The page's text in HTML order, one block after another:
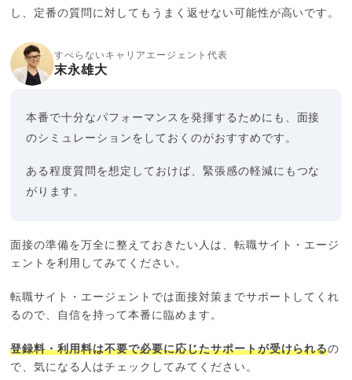
し、定番の質問に対してもうまく返せない可能性が高いです。
すべらないキャリアエージェント代表
末永雄大
本番で十分なパフォーマンスを発揮するためにも、面接
のシミュレーションをしておくのがおすすめです。
ある程度質問を想定しておけば、緊張感の軽減にもつな
がります。
面接の準備を万全に整えておきたい人は、転職サイト・エージ
ェントを利用してみてください。
転職サイト・エージェントでは面接対策までサポートしてくれ
るので、自信を持って本番に臨めます。
登録料・利用料は不要で必要に応じたサポートが受けられるの
で、気になる人はチェックしてみてください。